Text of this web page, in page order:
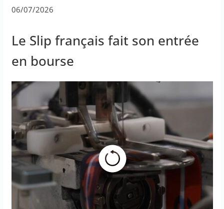
06/07/2026
Le Slip français fait son entrée
en bourse